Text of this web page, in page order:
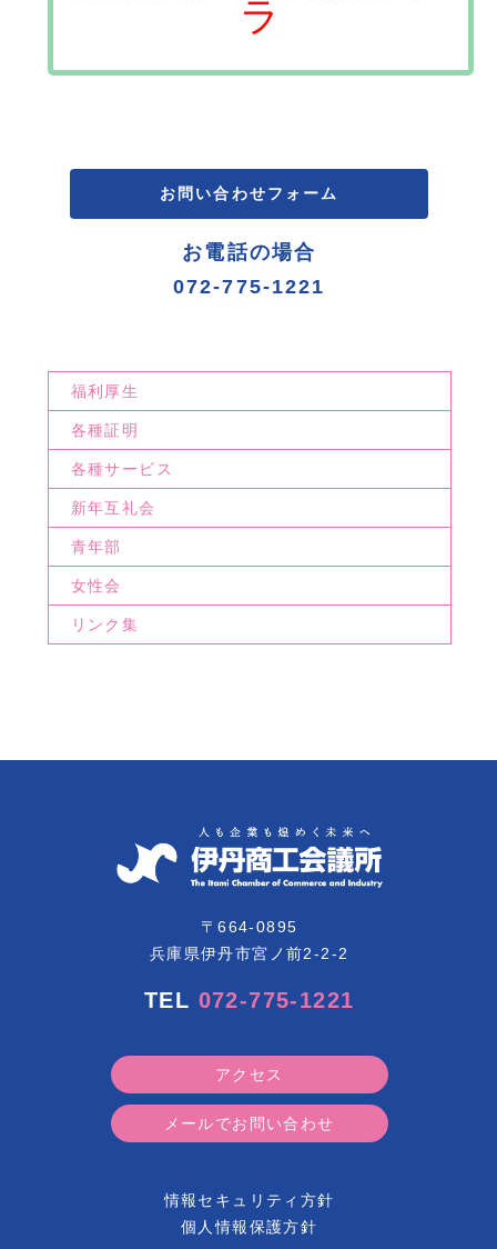
ラ
お問い合わせフォーム
お電話の場合
072-775-1221
福利厚生
各種証明
各種サービス
新年互礼会
青年部
女性会
リンク集
〒664-0895
兵庫県伊丹市宮ノ前2-2-2
TEL 072-775-1221
アクセス
メールでお問い合わせ
情報セキュリティ方針
個人情報保護方針